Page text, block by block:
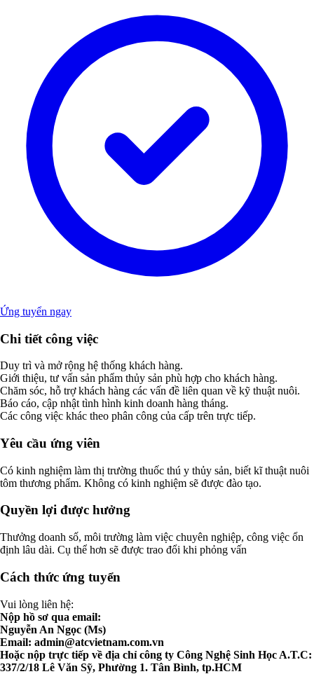
Ứng tuyển ngay
Chi tiết công việc
Duy trì và mở rộng hệ thống khách hàng.
Giới thiệu, tư vấn sản phẩm thủy sản phù hợp cho khách hàng.
Chăm sóc, hỗ trợ khách hàng các vấn đề liên quan về kỹ thuật nuôi.
Báo cáo, cập nhật tình hình kinh doanh hàng tháng.
Các công việc khác theo phân công của cấp trên trực tiếp.
Yêu cầu ứng viên
Có kinh nghiệm làm thị trường thuốc thú y thủy sản, biết kĩ thuật nuôi
tôm thương phẩm. Không có kinh nghiệm sẽ được đào tạo.
Quyền lợi được hưởng
Thưởng doanh số, môi trường làm việc chuyên nghiệp, công việc ổn
định lâu dài. Cụ thể hơn sẽ được trao đổi khi phỏng vấn
Cách thức ứng tuyển
Vui lòng liên hệ:
Nộp hồ sơ qua email:
Nguyễn An Ngọc (Ms)
Email: admin@atcvietnam.com.vn
Hoặc nộp trực tiếp về địa chỉ công ty Công Nghệ Sinh Học A.T.C:
337/2/18 Lê Văn Sỹ, Phường 1. Tân Bình, tp.HCM